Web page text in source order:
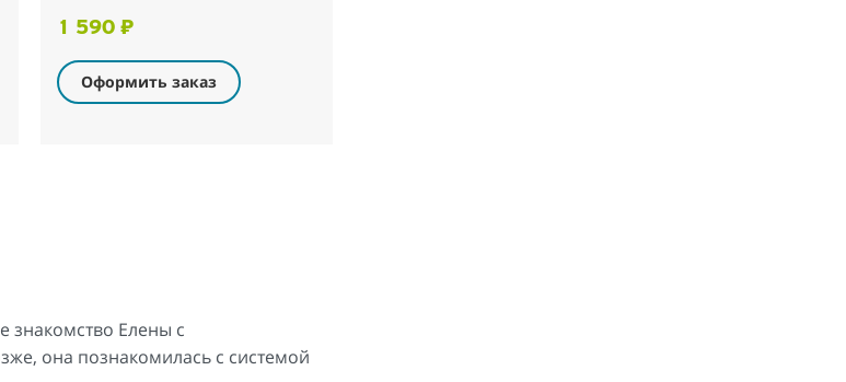
1 590 ₽
Оформить заказ
знакомство Елены с
она познакомилась с системой